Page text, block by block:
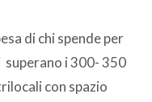
di chi spende per
superano i 300- 350
con spazio